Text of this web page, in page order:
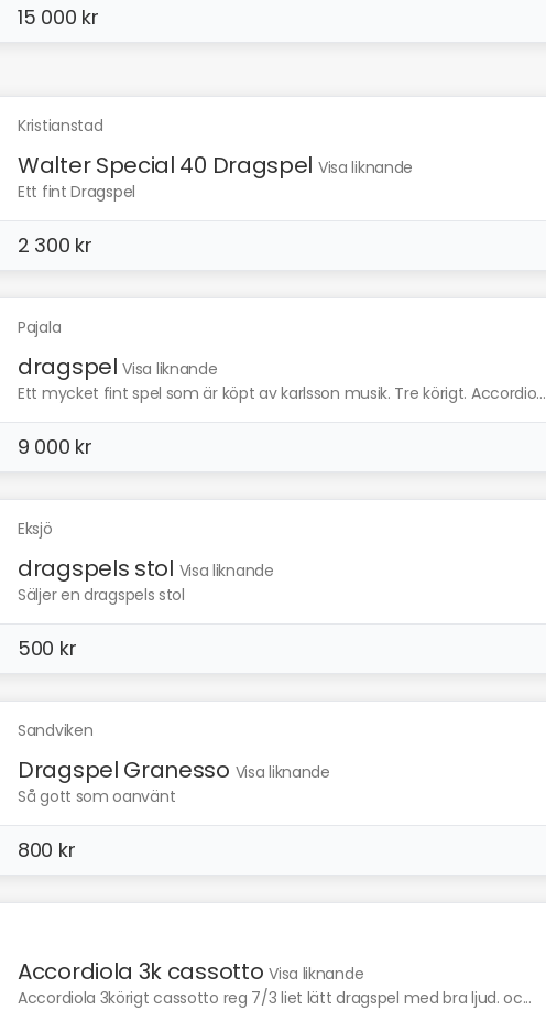
15 000 kr
Kristianstad
Walter Special 40 Dragspel Visa liknande
Ett fint Dragspel
2 300 kr
Pajala
dragspel Visa liknande
Ett mycket fint spel som är köpt av karlsson musik. Tre körigt. Accordio...
9 000 kr
Eksjö
dragspels stol Visa liknande
Säljer en dragspels stol
500 kr
Sandviken
Dragspel Granesso Visa liknande
Så gott som oanvänt
800 kr
Accordiola 3k cassotto Visa liknande
Accordiola 3körigt cassotto reg 7/3 liet lätt dragspel med bra ljud. oc...